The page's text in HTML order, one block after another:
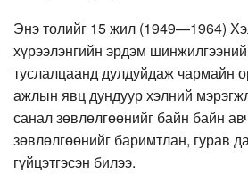
Энэ толийг 15 жил (1949—1964)
хүрээлэнгийн эрдэм
туслалцаанд дулдуйдаж чармайн
ажлын явц дундуур хэлний
санал зөвлөлгөөнийг байн байн
зөвлөлгөөнийг баримтлан, гурав
гүйцэтгэсэн билээ.